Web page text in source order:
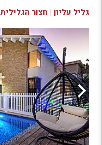
בדיקת זמינות ומחירים
גליל עליון | חצור הגלילית